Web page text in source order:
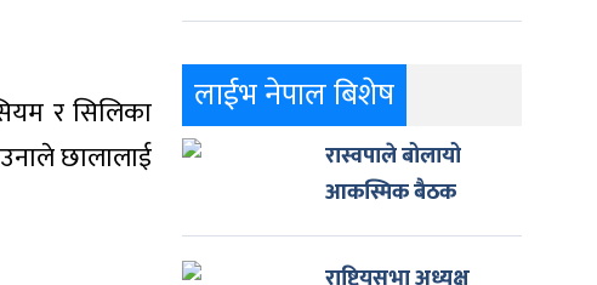
र सिलिका
छालालाई
लाईभ नेपाल बिशेष
रास्वपाले बोलायो
आकस्मिक बैठक